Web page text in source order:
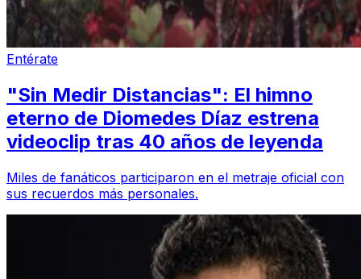
Entérate
"Sin Medir Distancias": El himno
eterno de Diomedes Díaz estrena
videoclip tras 40 años de leyenda
Miles de fanáticos participaron en el metraje oficial con
sus recuerdos más personales.